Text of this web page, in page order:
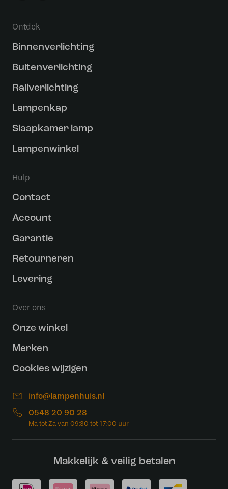
Ontdek
Binnenverlichting
Buitenverlichting
Railverlichting
Lampenkap
Slaapkamer lamp
Lampenwinkel
Hulp
Contact
Account
Garantie
Retourneren
Levering
Over ons
Onze winkel
Merken
Cookies wijzigen
info@lampenhuis.nl
0548 20 90 28
Makkelijk & veilig betalen